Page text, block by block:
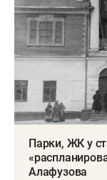
Парки, ЖК у
Алафузова